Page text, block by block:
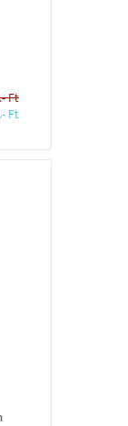
Ft
Ft